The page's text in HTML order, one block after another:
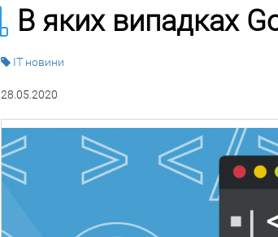
В яких випадках
IT новини
28.05.2020